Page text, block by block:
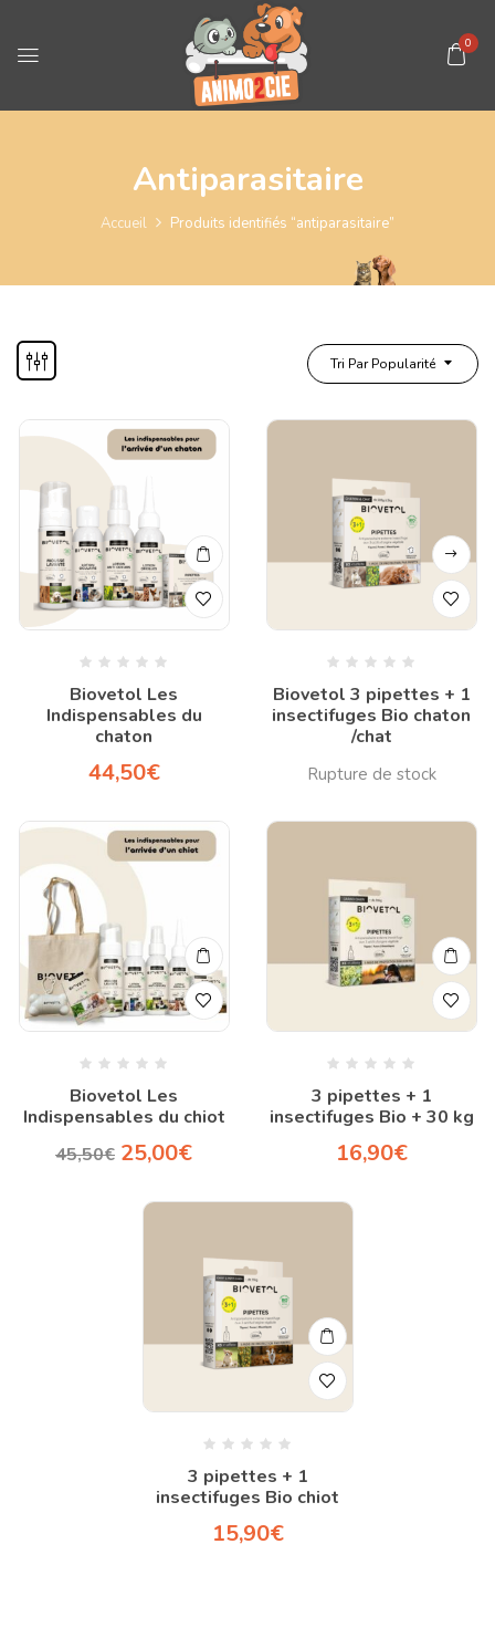
0
Antiparasitaire
Accueil Produits identifiés “antiparasitaire”
Tri Par Popularité
Biovetol Les
Indispensables du
chaton
44,50€
Biovetol 3 pipettes + 1
insectifuges Bio chaton
/chat
Biovetol Les
Indispensables du chiot
45,50€ 25,00€
3 pipettes + 1
insectifuges Bio + 30 kg
16,90€
3 pipettes + 1
insectifuges Bio chiot
15,90€